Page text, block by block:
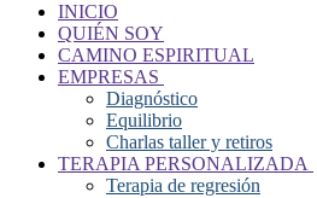
INICIO
QUIÉN SOY
CAMINO ESPIRITUAL
EMPRESAS
Diagnóstico
Equilibrio
Charlas taller y retiros
TERAPIA PERSONALIZADA
Terapia de regresión